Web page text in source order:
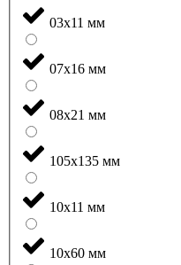
03x11 мм
07x16 мм
08x21 мм
105x135 мм
10x11 мм
10x60 мм